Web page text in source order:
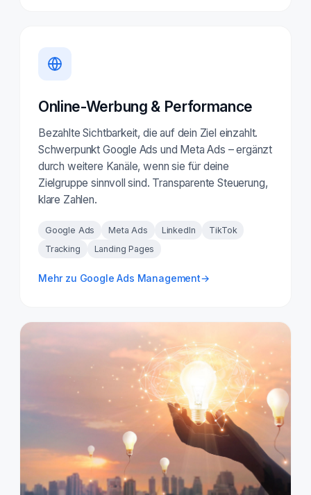
Online-Werbung & Performance
Bezahlte Sichtbarkeit, die auf dein Ziel einzahlt.
Schwerpunkt Google Ads und Meta Ads – ergänzt
durch weitere Kanäle, wenn sie für deine
Zielgruppe sinnvoll sind. Transparente Steuerung,
klare Zahlen.
Google Ads Meta Ads LinkedIn
TikTok
Tracking
Landing Pages
Mehr zu Google Ads Management→